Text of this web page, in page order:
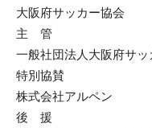
大阪府サッカー協会
主 管
一般社団法人大阪府サ
特別協賛
株式会社アルペン
後 援